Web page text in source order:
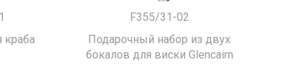
F355/31-02
Подарочный набор из двух
бокалов для виски Glencairn